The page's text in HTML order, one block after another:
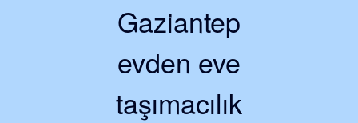
Gaziantep
evden eve
taşımacılık